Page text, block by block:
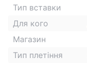
Тип вставки
Для кого
Магазин
Тип плетіння